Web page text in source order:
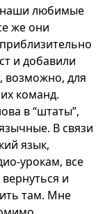
наши любимые
же они
и добавили
возможно, для
команд.
в “штаты”,
В связи
язык,
урокам, все
и
там. Мне